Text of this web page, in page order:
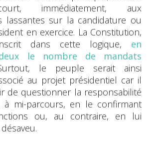
immédiatement, aux
lassantes sur la candidature ou
en exercice. La Constitution,
dans cette logique, en
le nombre de mandats
le peuple serait ainsi
au projet présidentiel car il
de questionner la responsabilité
à mi-parcours, en le confirmant
ou, au contraire, en lui